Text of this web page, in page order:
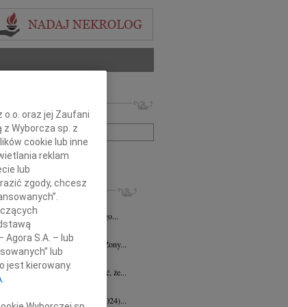
numer ogłoszenia:
szukanie zaawansowane
wiek: 89 21.07.2026
i smutkiem żegnamy naszego...
16.07.2026
Czajce z powodu śmierci Żony...
10.07.2026
przyjęłyśmy wiadomość, że...
z domu Hinz (1979-2024)...
o.o. oraz jej Zaufani
z Wyborcza sp. z
cookie lub inne
reklam
lub
zgody, chcesz
S.A. – lub
lub
jest kierowany.